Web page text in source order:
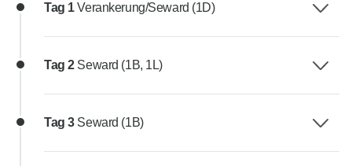
Tag 1Verankerung/Seward (1D)
Tag 2 Seward (1B, 1L)
Tag 3 Seward (1B)